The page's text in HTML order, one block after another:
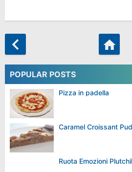
POPULAR POSTS
Pizza in padella
Caramel Croissant
Ruota Emozioni